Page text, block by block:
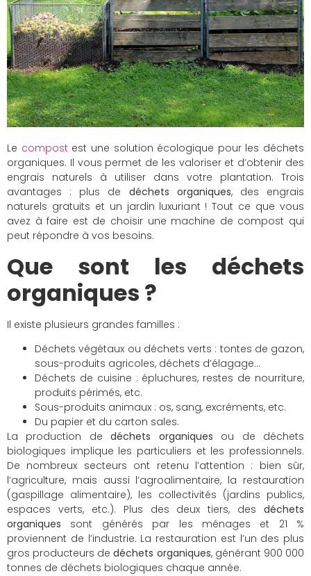
Le compost est une solution écologique pour les déchets
organiques. Il vous permet de les valoriser et d’obtenir des
engrais naturels à utiliser dans votre plantation. Trois
avantages : plus de déchets organiques, des engrais
naturels gratuits et un jardin luxuriant ! Tout ce que vous
avez à faire est de choisir une machine de compost qui
peut répondre à vos besoins.
Que sont les déchets
organiques ?
Il existe plusieurs grandes familles :
Déchets végétaux ou déchets verts : tontes de gazon,
sous-produits agricoles, déchets d’élagage…
Déchets de cuisine : épluchures, restes de nourriture,
produits périmés, etc.
Sous-produits animaux : os, sang, excréments, etc.
Du papier et du carton sales.
La production dedéchets organiques ou de déchets
biologiques implique les particuliers et les professionnels.
De nombreux secteurs ont retenu l’attention : bien sûr,
l’agriculture, mais aussi l’agroalimentaire, la restauration
(gaspillage alimentaire), les collectivités (jardins publics,
espaces verts, etc.). Plus des deux tiers, des déchets
organiques sont générés par les ménages et 21 %
proviennent de l’industrie. La restauration est l’un des plus
gros producteurs dedéchets organiques, générant 900 000
tonnes de déchets biologiques chaque année.